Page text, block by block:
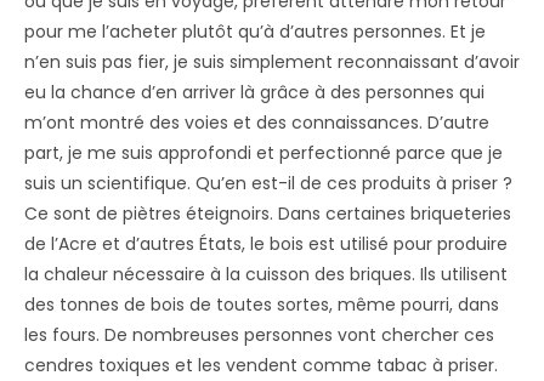
pour me l’acheter plutôt qu’à d’autres personnes. Et je
n’en suis pas fier, je suis simplement reconnaissant d’avoir
eu la chance d’en arriver là grâce à des personnes qui
m’ont montré des voies et des connaissances. D’autre
part, je me suis approfondi et perfectionné parce que je
suis un scientifique. Qu’en est-il de ces produits à priser ?
Ce sont de piètres éteignoirs. Dans certaines briqueteries
de l’Acre et d’autres États, le bois est utilisé pour produire
la chaleur nécessaire à la cuisson des briques. Ils utilisent
des tonnes de bois de toutes sortes, même pourri, dans
les fours. De nombreuses personnes vont chercher ces
cendres toxiques et les vendent comme tabac à priser.